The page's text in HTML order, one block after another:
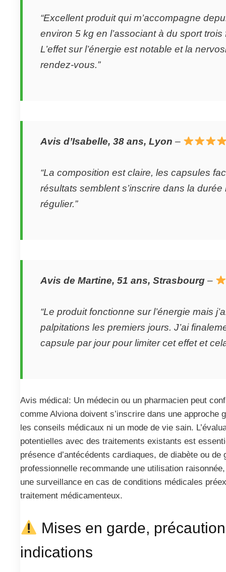
“Excellent produit qui m’accompagne
environ 5 kg en l’associant à du sport
L’effet sur l’énergie est notable et la
rendez-vous.”
Avis d’Isabelle, 38 ans, Lyon –
“La composition est claire, les capsules
résultats semblent s’inscrire dans la durée
régulier.”
Avis de Martine, 51 ans, Strasbourg –
“Le produit fonctionne sur l’énergie mais
palpitations les premiers jours. J’ai
capsule par jour pour limiter cet effet et
Avis médical: Un médecin ou un pharmacien peut
comme Alviona doivent s’inscrire dans une approche
les conseils médicaux ni un mode de vie sain.
potentielles avec des traitements existants est
présence d’antécédents cardiaques, de diabète ou de
professionnelle recommande une utilisation
une surveillance en cas de conditions médicales
traitement médicamenteux.
Mises en garde,
indications